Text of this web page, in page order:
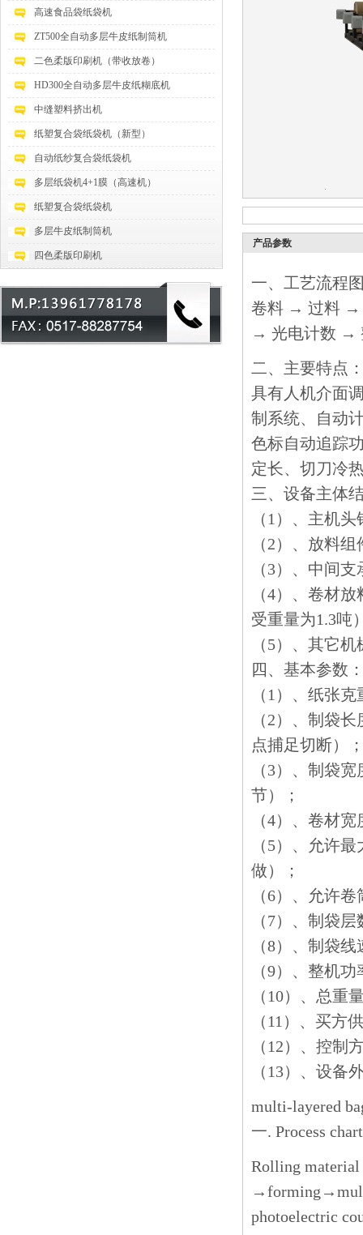
高速食品袋纸袋机
ZT500全自动多层牛皮纸制筒机
二色柔版印刷机（带收放卷）
HD300全自动多层牛皮纸糊底机
中缝塑料挤出机
纸塑复合袋纸袋机（新型）
自动纸纱复合袋纸袋机
多层纸袋机4+1膜（高速机）
纸塑复合袋纸袋机
多层牛皮纸制筒机
四色柔版印刷机
产品参数
一、工艺流程
卷料 → 过料
→ 光电计数 →
二、主要特点
具有人机介面
制系统、自动
色标自动追踪
定长、切刀冷
三、设备主体
（1）、主机
（2）、放料
（3）、中间
（4）、卷材
受重量为1.3吨
（5）、其它
四、基本参数
（1）、纸张
（2）、制袋
点捕足切断）
（3）、制袋
节）；
（4）、卷材
（5）、允许
做）；
（6）、允许
（7）、制袋
（8）、制袋
（9）、整机
（10）、总重
（11）、买方
（12）、控制
（13）、设备
multi-layered
一. Process
Rolling
photoelectric